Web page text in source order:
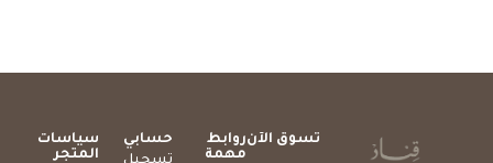
تسوق الآنروابط
مهمة
حسابي
سياسات
المتجر